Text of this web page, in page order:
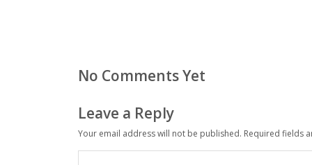
No Comments Yet
Leave a Reply
Your email address will not be published. Required fields